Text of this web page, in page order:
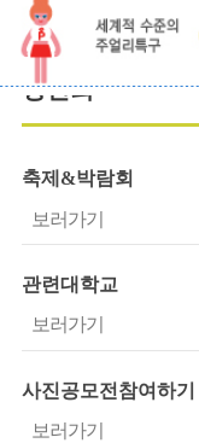
상인회
축제&박람회
보러가기
관련대학교
보러가기
사진공모전참여하기
보러가기